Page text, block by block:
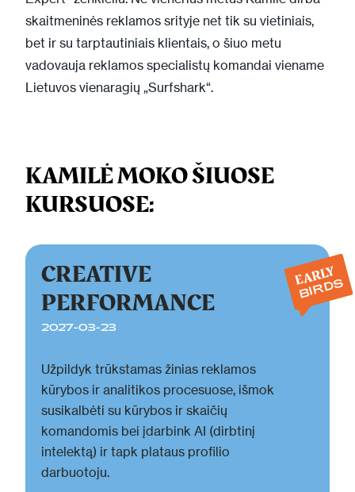
skaitmeninės reklamos srityje net tik su vietiniais,
bet ir su tarptautiniais klientais, o šiuo metu
vadovauja reklamos specialistų komandai viename
Lietuvos vienaragių „Surfshark“.
KAMILĖ MOKO ŠIUOSE
KURSUOSE:
CREATIVE
PERFORMANCE
2027-03-23
Užpildyk trūkstamas žinias reklamos
kūrybos ir analitikos procesuose, išmok
susikalbėti su kūrybos ir skaičių
komandomis bei įdarbink AI (dirbtinį
intelektą) ir tapk plataus profilio
darbuotoju.
EARLY
BIRDS